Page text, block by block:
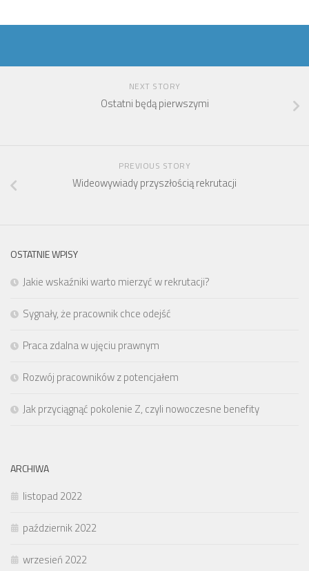
NEXT STORY
Ostatni będą pierwszymi
PREVIOUS STORY
Wideowywiady przyszłością rekrutacji
OSTATNIE WPISY
Jakie wskaźniki warto mierzyć w rekrutacji?
Sygnały, że pracownik chce odejść
Praca zdalna w ujęciu prawnym
Rozwój pracowników z potencjałem
Jak przyciągnąć pokolenie Z, czyli nowoczesne benefity
ARCHIWA
listopad 2022
październik 2022
wrzesień 2022